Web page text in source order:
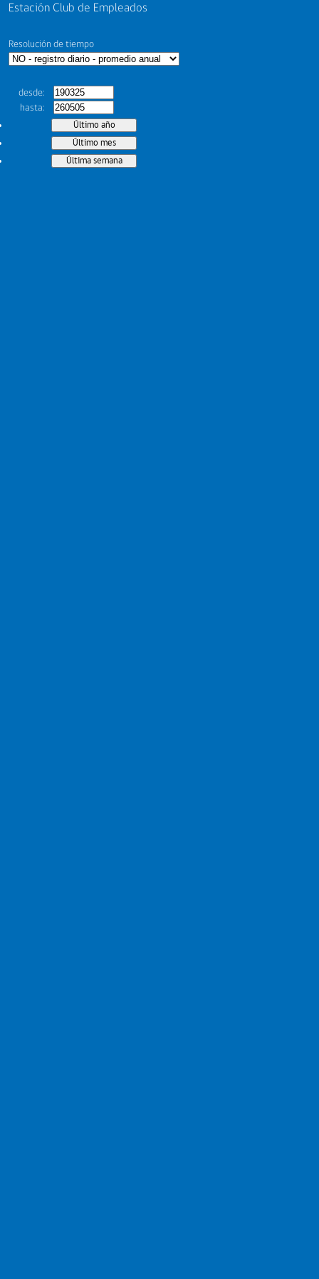
Estación Club de Empleados
Resolución de tiempo
desde
hasta